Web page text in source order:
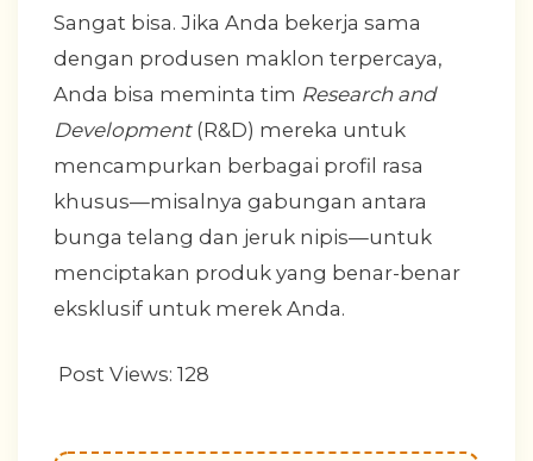
Sangat bisa. Jika Anda bekerja sama
dengan produsen maklon terpercaya,
Anda bisa meminta tim Research and
Development(R&D) mereka untuk
mencampurkan berbagai profil rasa
khusus—misalnya gabungan antara
bunga telang dan jeruk nipis—untuk
menciptakan produk yang benar-benar
eksklusif untuk merek Anda.
Post Views: 128